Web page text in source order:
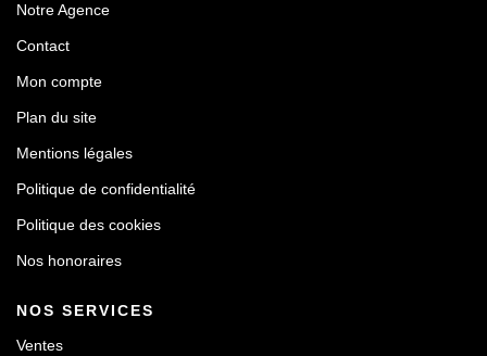
Notre Agence
Contact
Mon compte
Plan du site
Mentions légales
Politique de confidentialité
Politique des cookies
Nos honoraires
NOS SERVICES
Ventes